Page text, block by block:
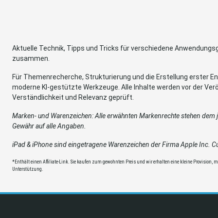
Aktuelle Technik, Tipps und Tricks für verschiedene
zusammen.
Für Themenrecherche, Strukturierung und die Erstellung erster
moderne KI-gestützte Werkzeuge. Alle Inhalte werden vor der
Verständlichkeit und Relevanz geprüft.
Marken- und Warenzeichen: Alle erwähnten Markenrechte stehen dem
Gewähr auf alle Angaben.
iPad & iPhone sind eingetragene Warenzeichen der Firma Apple Inc.
*Enthält einen Affiliate-Link. Sie kaufen zum gewohnten Preis und wir erhalten eine kleine Provision,
Unterstützung.